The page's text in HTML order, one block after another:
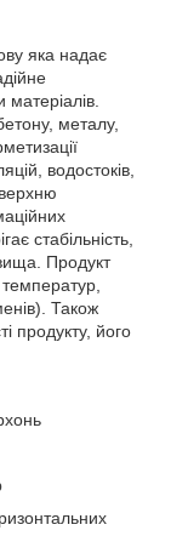
яка надає
металу,
водостоків,
стабільність,
Продукт
Також
продукту, його